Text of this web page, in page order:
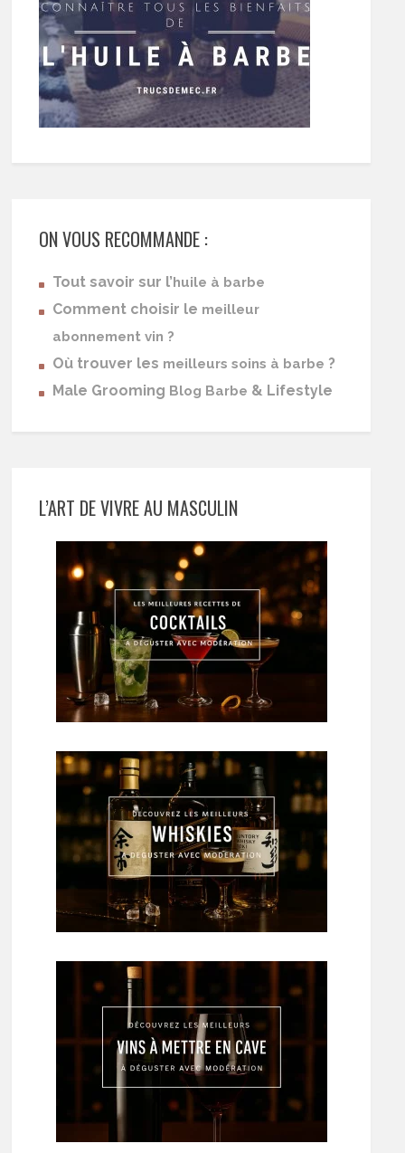
ON VOUS RECOMMANDE :
Tout savoir sur l’ huile à barbe
Comment choisir le meilleur
abonnement vin ?
Où trouver les meilleurs soins à barbe ?
Male Grooming Blog Barbe & Lifestyle
L’ART DE VIVRE AU MASCULIN